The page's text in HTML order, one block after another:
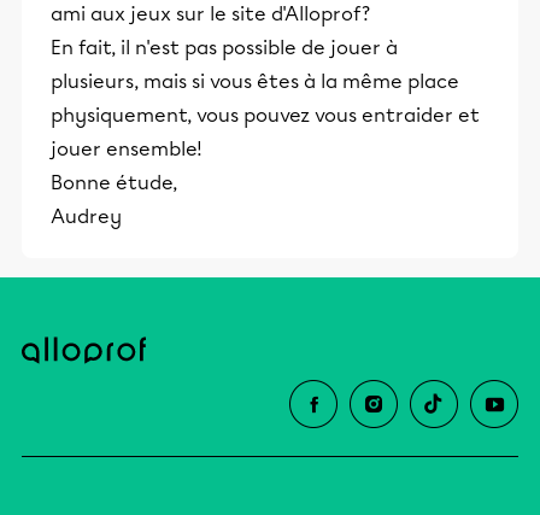
ami aux jeux sur le site d'Alloprof?
En fait, il n'est pas possible de jouer à
plusieurs, mais si vous êtes à la même place
physiquement, vous pouvez vous entraider et
jouer ensemble!
Bonne étude,
Audrey